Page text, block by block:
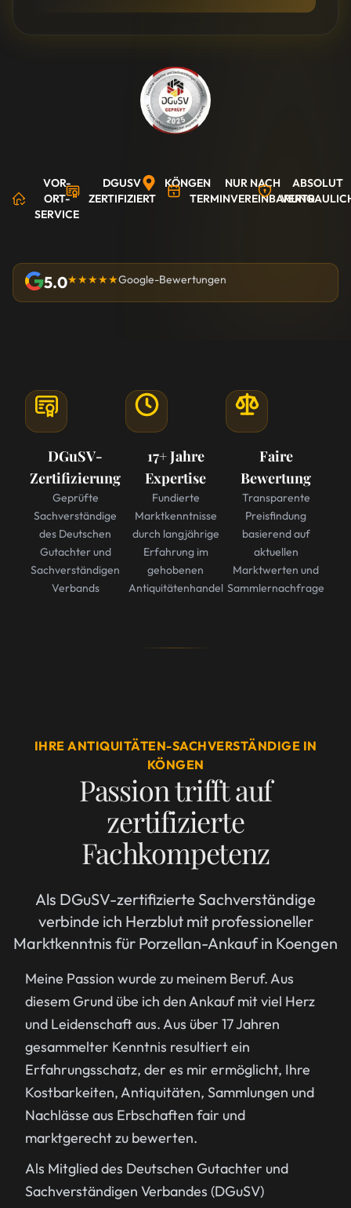
VOR-
ORT-
SERVICE
DGUSV
ZERTIFIZIERT
KÖNGEN
NUR NACH
TERMINVEREINBARUNG
ABSOLUT
5.0★★★★★Google-Bewertungen
DGuSV-
Zertifizierung
Geprüfte
Sachverständige
des Deutschen
Gutachter und
Sachverständigen
Verbands
17+ Jahre
Expertise
Fundierte
Marktkenntnisse
durch langjährige
Erfahrung im
gehobenen
Antiquitätenhandel
Faire
Bewertung
Transparente
Preisfindung
basierend auf
aktuellen
Marktwerten und
Sammlernachfrage
IHRE ANTIQUITÄTEN-SACHVERSTÄNDIGE IN
KÖNGEN
Passion trifft auf
zertifizierte
Fachkompetenz
Als DGuSV-zertifizierte Sachverständige
verbinde ich Herzblut mit professioneller
Marktkenntnis für Porzellan-Ankauf in Koengen
Meine Passion wurde zu meinem Beruf. Aus
diesem Grund übe ich den Ankauf mit viel Herz
und Leidenschaft aus. Aus über 17 Jahren
gesammelter Kenntnis resultiert ein
Erfahrungsschatz, der es mir ermöglicht, Ihre
Kostbarkeiten, Antiquitäten, Sammlungen und
Nachlässe aus Erbschaften fair und
marktgerecht zu bewerten.
Als Mitglied des Deutschen Gutachter und
Sachverständigen Verbandes (DGuSV)